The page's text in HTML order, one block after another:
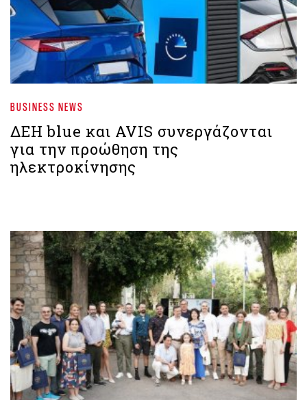
BUSINESS NEWS
ΔΕΗ blue και AVIS συνεργάζονται
για την προώθηση της
ηλεκτροκίνησης